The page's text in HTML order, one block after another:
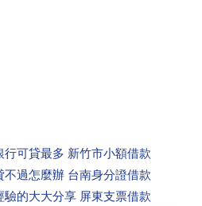
可貸最多 新竹市小額借款
過怎麼辦 台南身分證借款
驗的大大分享 屏東支票借款